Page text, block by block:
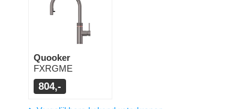
Quooker
FXRGME
804,-